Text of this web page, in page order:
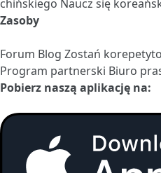
chińskiego Naucz się
Zasoby
Forum Blog Zostań
Program partnerski Biuro
Pobierz naszą aplikację na: